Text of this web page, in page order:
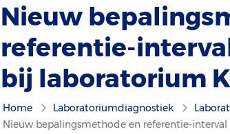
Nieuw
referentie-
bij laboratorium
Home Laboratoriumdiagnostiek
Nieuw bepalingsmethode en referentie-